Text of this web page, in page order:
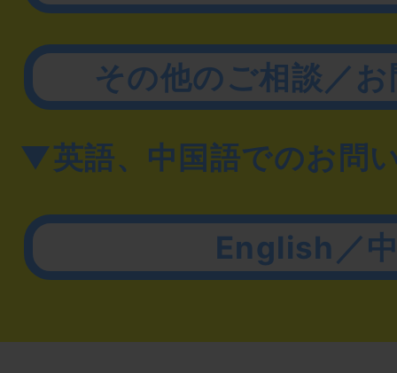
その他のご相談／
▼英語、中国語でのお問
English／